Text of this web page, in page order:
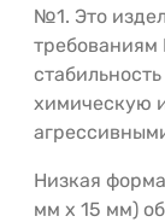
№1. Это
требованиям
химическую
Низкая
мм х 15 мм)